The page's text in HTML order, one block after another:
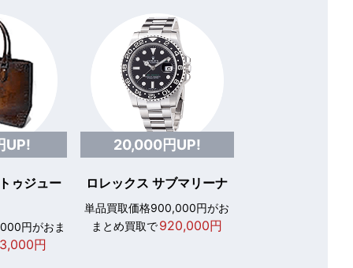
UP!
ゥジュー
円がおま
円
20,000円UP!
ロレックス サブマリーナ
単品買取価格900,000円がお
まとめ買取で920,000円